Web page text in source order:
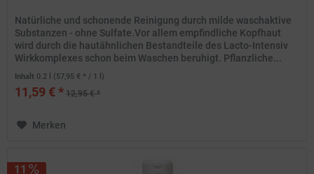
Natürliche und schonende Reinigung durch milde waschaktive
Substanzen - ohne Sulfate.Vor allem empfindliche Kopfhaut
wird durch die hautähnlichen Bestandteile des Lacto-Intensiv
Wirkkomplexes schon beim Waschen beruhigt. Pflanzliche...
Inhalt 0.2 l (57,95 € * / 1 l)
11,59 € * 12,95 € *
Merken
11